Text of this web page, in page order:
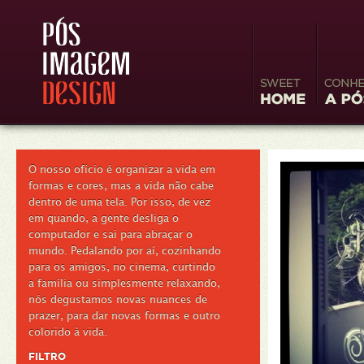
Home
O nosso ofício é organizar a vida em
formas e cores, mas a vida não cabe
dentro de uma tela. Por isso, de vez
em quando, a gente desliga o
computador e sai para abraçar o
mundo. Pedalando por aí, cozinhando
para os amigos, no cinema, curtindo
a família ou simplesmente relaxando,
nós degustamos novas nuances de
prazer, para dar novas formas e outro
colorido à vida.
FILTRO